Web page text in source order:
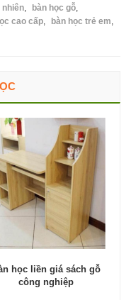
nhiên, bàn học gỗ,
cao cấp, bàn học trẻ em,
học liền giá sách gỗ
công nghiệp